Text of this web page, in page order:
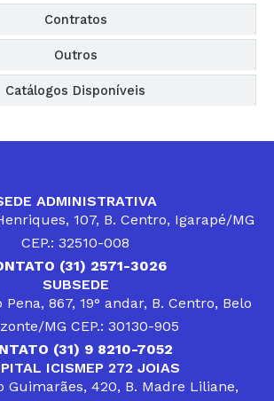
Contratos
Outros
Catálogos Disponíveis
ADMINISTRATIVA
107, B. Centro, Igarapé/MG
CEP.: 32510-008
(31) 2571-3026
SUBSEDE
867, 19° andar, B. Centro, Belo
MG CEP.: 30130-905
(31) 9 8210-7052
ICISMEP 272 JOIAS
Guimarães, 420, B. Madre Liliane,